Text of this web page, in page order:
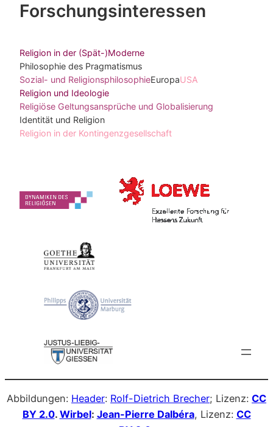
Forschungsinteressen
Religion in der (Spät-)Moderne
Philosophie des Pragmatismus
Sozial- und ReligionsphilosophieEuropaUSA
Religion und Ideologie
Religiöse Geltungsansprüche und Globalisierung
Identität und Religion
Religion in der Kontingenzgesellschaft
Abbildungen: Header: Rolf-Dietrich Brecher; Lizenz: CC
BY 2.0. Wirbel: Jean-Pierre Dalbéra, Lizenz: CC